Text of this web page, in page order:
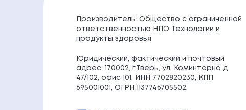
Производитель: Общество с ограниченной
ответственностью НПО Технологии и
продукты здоровья
Юридический, фактический и почтовый
адрес: 170002, г.Тверь, ул. Коминтерна д.
47/102, офис 101, ИНН 7702820230, КПП
695001001, ОГРН 1137746705502.